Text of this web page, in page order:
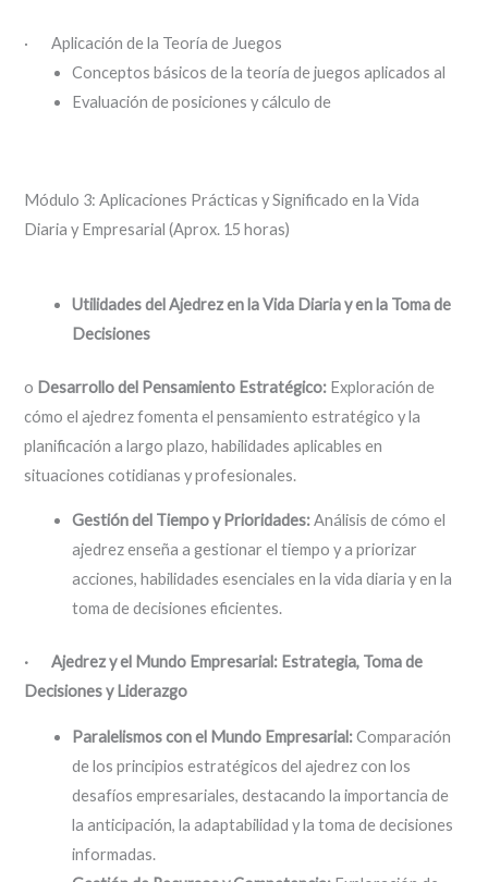
· Aplicación de la Teoría de Juegos
Conceptos básicos de la teoría de juegos aplicados al
Evaluación de posiciones y cálculo de
Módulo 3: Aplicaciones Prácticas y Significado en la Vida
Diaria y Empresarial (Aprox. 15 horas)
Utilidades del Ajedrez en la Vida Diaria y en la Toma de
Decisiones
o Desarrollo del Pensamiento Estratégico: Exploración de
cómo el ajedrez fomenta el pensamiento estratégico y la
planificación a largo plazo, habilidades aplicables en
situaciones cotidianas y profesionales.
Gestión del Tiempo y Prioridades:Análisis de cómo el
ajedrez enseña a gestionar el tiempo y a priorizar
acciones, habilidades esenciales en la vida diaria y en la
toma de decisiones eficientes.
· Ajedrez y el Mundo Empresarial: Estrategia, Toma de
Decisiones y Liderazgo
Paralelismos con el Mundo Empresarial:Comparación
de los principios estratégicos del ajedrez con los
desafíos empresariales, destacando la importancia de
la anticipación, la adaptabilidad y la toma de decisiones
informadas.